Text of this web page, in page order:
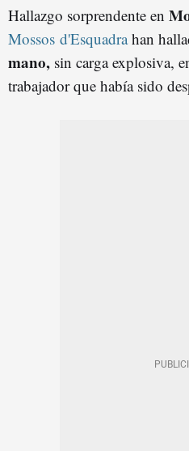
Hallazgo sorprendente en
Mossos d'Esquadrahan
mano, sin carga explosiva,
trabajador que había sido